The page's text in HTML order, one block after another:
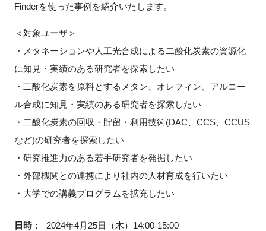
イベントお知らせメール登録
Finderを使った事例を紹介いたします。
＜対象ユーザ＞
・メタネーションや人工光合成による二酸化炭素の資源化
に知見・実績のある研究者を探索したい
・二酸化炭素を原料とするメタン、オレフィン、アルコー
ル合成に知見・実績のある研究者を探索したい
・二酸化炭素の回収・貯留・利用技術(DAC、CCS、CCUS
など)の研究者を探索したい
・研究推進力のある若手研究者を発掘したい
・外部機関との連携により社内の人材育成を行いたい
・大学での講義プログラムを拡充したい
日時： 2024年4月25日（木）14:00-15:00